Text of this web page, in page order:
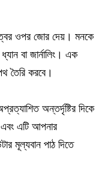
ওপর জোর দেয়। মনকে
বা জার্নালিং। এক
তৈরি করবে।
অন্তর্দৃষ্টির দিকে
এটি আপনার
মূল্যবান পাঠ দিতে